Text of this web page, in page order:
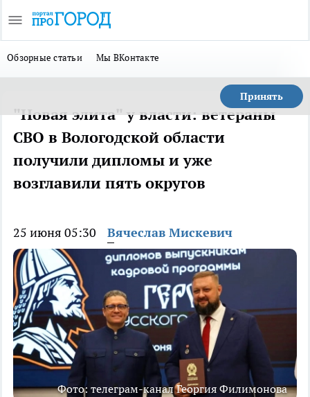
Обзорные статьи Мы ВКонтакте
Принять
"Новая элита" у власти: ветераны
СВО в Вологодской области
получили дипломы и уже
возглавили пять округов
25 июня 05:30 Вячеслав Мискевич
Фото: телеграм-канал Георгия Филимонова